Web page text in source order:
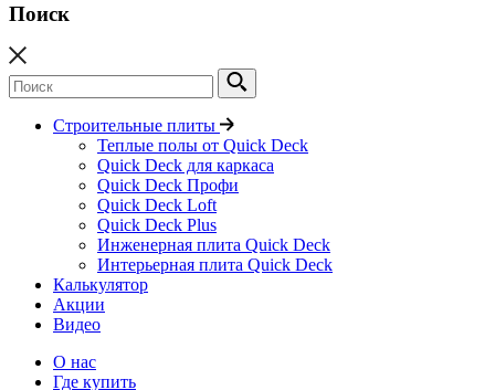
Поиск
Строительные плиты
Теплые полы от Quick Deck
Quick Deck для каркаса
Quick Deck Профи
Quick Deck Loft
Quick Deck Plus
Инженерная плита Quick Deck
Интерьерная плита Quick Deck
Калькулятор
Акции
Видео
О нас
Где купить